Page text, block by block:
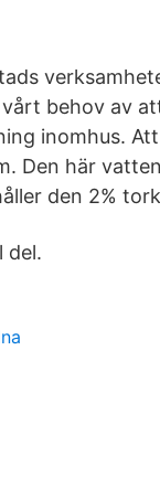
behov av
inomhus.
Den här
den 2%
del.